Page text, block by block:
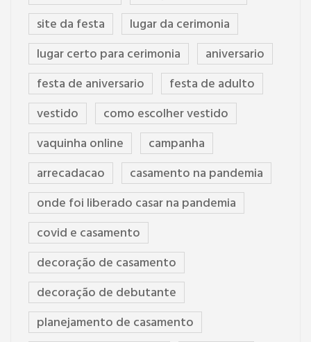
site da festa
lugar da cerimonia
lugar certo para cerimonia
aniversario
festa de aniversario
festa de adulto
vestido
como escolher vestido
vaquinha online
campanha
arrecadacao
casamento na pandemia
onde foi liberado casar na pandemia
covid e casamento
decoração de casamento
decoração de debutante
planejamento de casamento